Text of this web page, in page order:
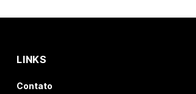
LINKS
Contato